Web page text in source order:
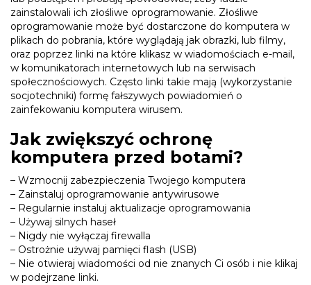
zainstalowali ich złośliwe oprogramowanie. Złośliwe
oprogramowanie może być dostarczone do komputera w
plikach do pobrania, które wyglądają jak obrazki, lub filmy,
oraz poprzez linki na które klikasz w wiadomościach e-mail,
w komunikatorach internetowych lub na serwisach
społecznościowych. Często linki takie mają (wykorzystanie
socjotechniki) formę fałszywych powiadomień o
zainfekowaniu komputera wirusem.
Jak zwiększyć ochronę
komputera przed botami?
– Wzmocnij zabezpieczenia Twojego komputera
– Zainstaluj oprogramowanie antywirusowe
– Regularnie instaluj aktualizacje oprogramowania
– Używaj silnych haseł
– Nigdy nie wyłączaj firewalla
– Ostrożnie używaj pamięci flash (USB)
– Nie otwieraj wiadomości od nie znanych Ci osób i nie klikaj
w podejrzane linki.